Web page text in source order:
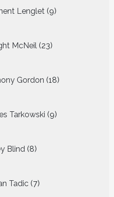
Lenglet 9
producten
McNeil 23
producten
Gordon 18
producten
Tarkowski 9
producten
Blind 8
producten
Tadic 7
producten